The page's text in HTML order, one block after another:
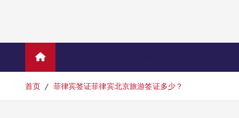
首页 菲律宾签证菲律宾北京旅游签证多少？